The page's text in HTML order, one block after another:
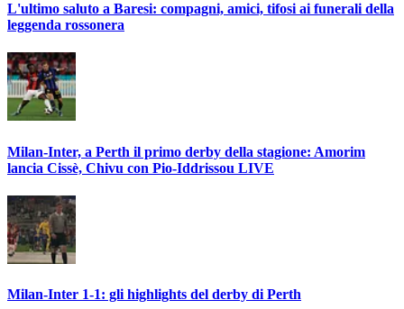
L'ultimo saluto a Baresi: compagni, amici, tifosi ai funerali della
leggenda rossonera
Milan-Inter, a Perth il primo derby della stagione: Amorim
lancia Cissè, Chivu con Pio-Iddrissou LIVE
Milan-Inter 1-1: gli highlights del derby di Perth